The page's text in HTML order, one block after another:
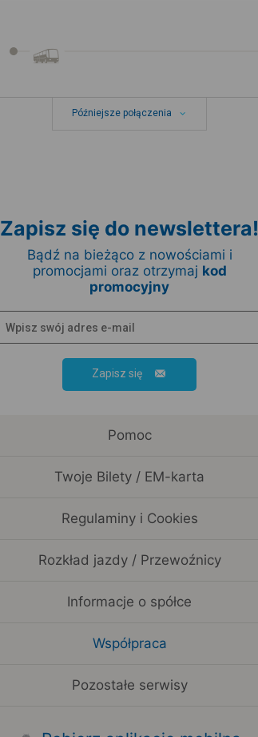
Późniejsze połączenia
Zapisz się do newslettera!
Bądź na bieżąco z nowościami i
promocjami oraz otrzymaj kod
promocyjny
Zapisz się
Pomoc
Twoje Bilety / EM-karta
Regulaminy i Cookies
Rozkład jazdy / Przewoźnicy
Informacje o spółce
Współpraca
Pozostałe serwisy